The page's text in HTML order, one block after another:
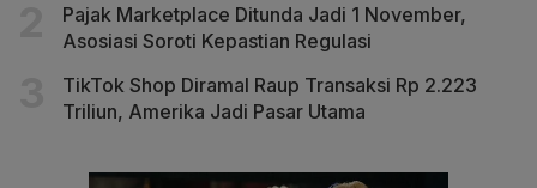
Pajak Marketplace Ditunda Jadi 1 November,
Asosiasi Soroti Kepastian Regulasi
TikTok Shop Diramal Raup Transaksi Rp 2.223
Triliun, Amerika Jadi Pasar Utama